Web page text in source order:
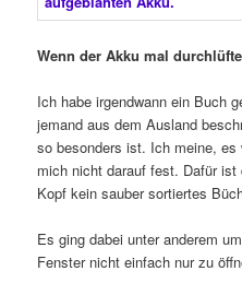
Wenn der Akku mal
Ich habe irgendwann ein Buch
jemand aus dem Ausland
so besonders ist. Ich meine, es
mich nicht darauf fest. Dafür
Kopf kein sauber sortiertes
Es ging dabei unter anderem
Fenster nicht einfach nur zu